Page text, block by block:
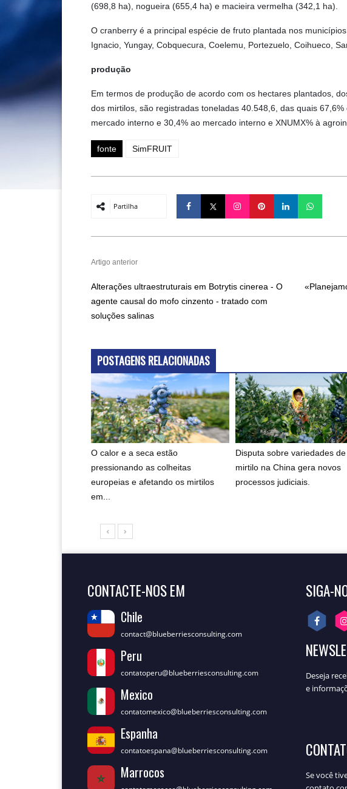
(698,8 ha), nogueira (655,4 ha) e macieira vermelha (342,1 ha).
O cranberry é a principal espécie de fruto plantada nos
Ignacio, Yungay, Cobquecura, Coelemu, Portezuelo, Coihueco,
produção
Em termos de produção de acordo com os hectares plantados,
dos mirtilos, são registradas toneladas 40.548,6, das quais
mercado interno e 30,4% ao mercado interno e XNUMX% à
fonte SimFRUIT
Partilha
Artigo anterior
Alterações ultraestruturais em Botrytis cinerea - O
agente causal do mofo cinzento - tratado com
soluções salinas
POSTAGENS RELACIONADAS
O calor e a seca estão
pressionando as colheitas
europeias e afetando os mirtilos
em...
Disputa sobre variedades de
mirtilo na China gera novos
processos judiciais.
CONTACTE-NOS EM
Chile
contact@blueberriesconsulting.com
Peru
contatoperu@blueberriesconsulting.com
Mexico
contatomexico@blueberriesconsulting.com
Espanha
contatoespana@blueberriesconsulting.com
Marrocos
SIGA-
Deseja
e
Se você